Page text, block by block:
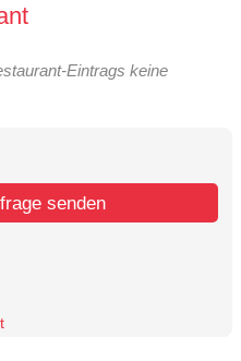
Eintrags keine
senden